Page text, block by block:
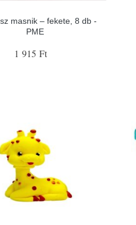
masnik – fekete, 8 db -
PME
1 915 Ft